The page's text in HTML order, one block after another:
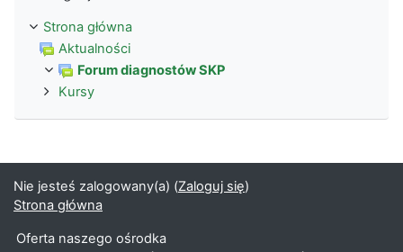
Strona główna
Aktualności
Forum diagnostów SKP
Kursy
Nie jesteś zalogowany(a) (Zaloguj się)
Strona główna
Oferta naszego ośrodka